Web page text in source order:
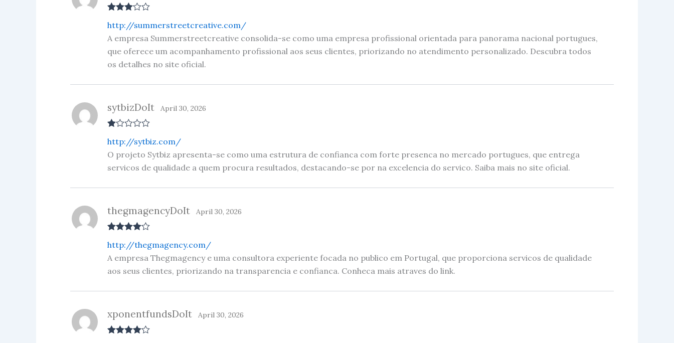
out of 5
http://summerstreetcreative.com/
A empresa Summerstreetcreative consolida-se como uma empresa profissional orientada para panorama nacional portugues,
que oferece um acompanhamento profissional aos seus clientes, priorizando no atendimento personalizado. Descubra todos
os detalhes no site oficial.
at
ed
1
ou
sytbizDoIt April 30, 2026
http://sytbiz.com/
O projeto Sytbiz apresenta-se como uma estrutura de confianca com forte presenca no mercado portugues, que entrega
servicos de qualidade a quem procura resultados, destacando-se por na excelencia do servico. Saiba mais no site oficial.
out of 5
thegmagencyDoIt April 30, 2026
http://thegmagency.com/
A empresa Thegmagency e uma consultora experiente focada no publico em Portugal, que proporciona servicos de qualidade
aos seus clientes, priorizando na transparencia e confianca. Conheca mais atraves do link.
xponentfundsDoIt April 30, 2026